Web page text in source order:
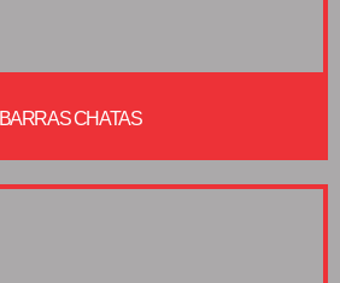
BARRAS CHATAS